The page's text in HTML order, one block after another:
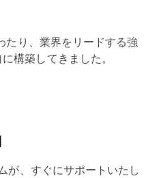
たり、業界をリードする強
構築してきました。
が、すぐにサポートいたし